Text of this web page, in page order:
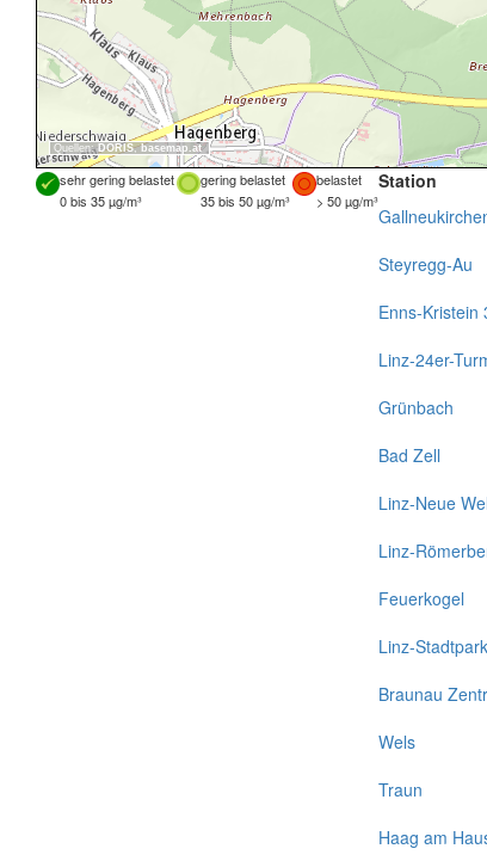
Quellen: DORIS,basemap.at
sehr gering belastet gering belastet
belastet
0 bis 35 µg/m³
35 bis 50 µg/m³ > 50 µg/m³
Station
Steyregg-Au
Enns-Kristein
Linz-24er-
Grünbach
Bad Zell
Linz-Neue
Linz-
Feuerkogel
Linz-Stadtpark
Braunau
Wels
Traun
Haag am